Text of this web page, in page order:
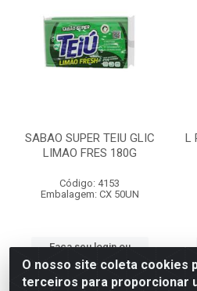
SABAO SUPER TEIU GLIC
LIMAO FRES 180G
Código: 4153
Embalagem: CX 50UN
Faça seu login ou
cadastre-se para
ver preços e
comprar
L
O nosso site coleta cookies
terceiros para proporcionar